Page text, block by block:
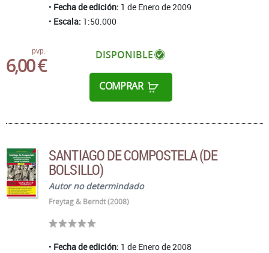
Fecha de edición: 1 de Enero de 2009
Escala: 1:50.000
pvp.
6,00 € DISPONIBLE
COMPRAR
SANTIAGO DE COMPOSTELA (DE
BOLSILLO)
Autor no determindado
Freytag & Berndt (2008)
Fecha de edición: 1 de Enero de 2008